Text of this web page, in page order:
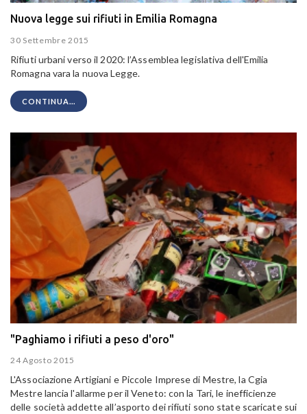
Nuova legge sui rifiuti in Emilia Romagna
30 Settembre 2015
Rifiuti urbani verso il 2020: l’Assemblea legislativa dell'Emilia
Romagna vara la nuova Legge.
CONTINUA...
"Paghiamo i rifiuti a peso d'oro"
24 Agosto 2015
L'Associazione Artigiani e Piccole Imprese di Mestre, la Cgia
Mestre lancia l'allarme per il Veneto: con la Tari, le inefficienze
delle società addette all’asporto dei rifiuti sono state scaricate sui